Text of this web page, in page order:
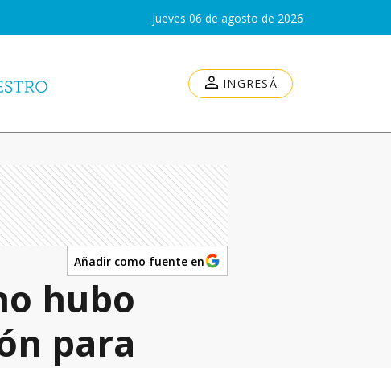
jueves 06 de agosto de 2026
INGRESÁ
Añadir como fuente en
hubo
para